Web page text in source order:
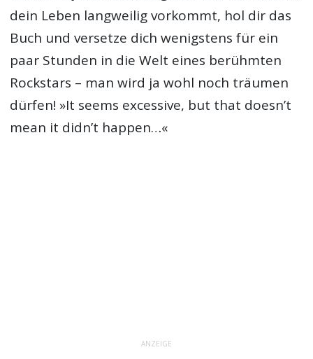
dein Leben langweilig vorkommt, hol dir das
Buch und versetze dich wenigstens für ein
paar Stunden in die Welt eines berühmten
Rockstars – man wird ja wohl noch träumen
dürfen! »It seems excessive, but that doesn’t
mean it didn’t happen…«
ANZEIGE